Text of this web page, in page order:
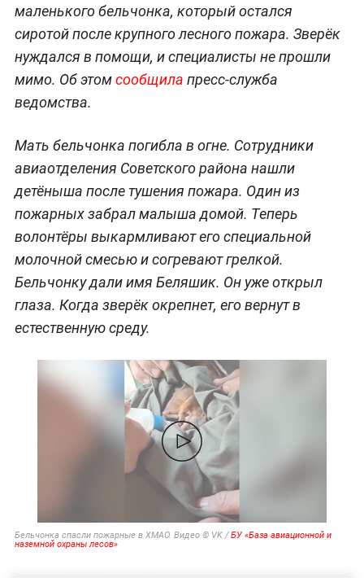
маленького бельчонка, который остался
сиротой после крупного лесного пожара. Зверёк
нуждался в помощи, и специалисты не прошли
мимо. Об этомсообщила пресс-служба
ведомства.
Мать бельчонка погибла в огне. Сотрудники
авиаотделения Советского района нашли
детёныша после тушения пожара. Один из
пожарных забрал малыша домой. Теперь
волонтёры выкармливают его специальной
молочной смесью и согревают грелкой.
Бельчонку дали имя Беляшик. Он уже открыл
глаза. Когда зверёк окрепнет, его вернут в
естественную среду.
Бельчонка спасли пожарные в ХМАО. Видео © VK /БУ «База авиационной и
наземной охраны лесов»